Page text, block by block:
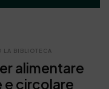
LA BIBLIOTECA
alimentare
e circolare